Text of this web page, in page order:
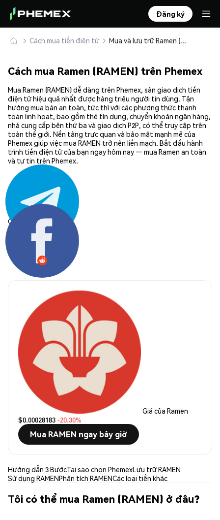
Đăng ký
Cách mua tiền điện tử Mua và lưu trữ Ramen (RAMEN) an toàn
Cách mua Ramen (RAMEN) trên Phemex
Mua Ramen (RAMEN) dễ dàng trên Phemex, sàn giao dịch tiền
điện tử hiệu quả nhất được hàng triệu người tin dùng. Tận
hưởng mua bán an toàn, tức thì với các phương thức thanh
toán linh hoạt, bao gồm thẻ tín dụng, chuyển khoản ngân hàng,
nhà cung cấp bên thứ ba và giao dịch P2P, có thể truy cập trên
toàn thế giới. Nền tảng trực quan và bảo mật mạnh mẽ của
Phemex giúp việc mua RAMEN trở nên liền mạch. Bắt đầu hành
trình tiền điện tử của bạn ngay hôm nay — mua Ramen an toàn
và tự tin trên Phemex.
Chia sẻ:
Giá của Ramen
$0.00028183 -20.30%
Mua RAMEN ngay bây giờ
Hướng dẫn 3 BướcTại sao chọn PhemexLưu trữ RAMEN
Sử dụng RAMENPhân tích RAMENCác loại tiền khác
Tôi có thể mua Ramen (RAMEN) ở đâu?